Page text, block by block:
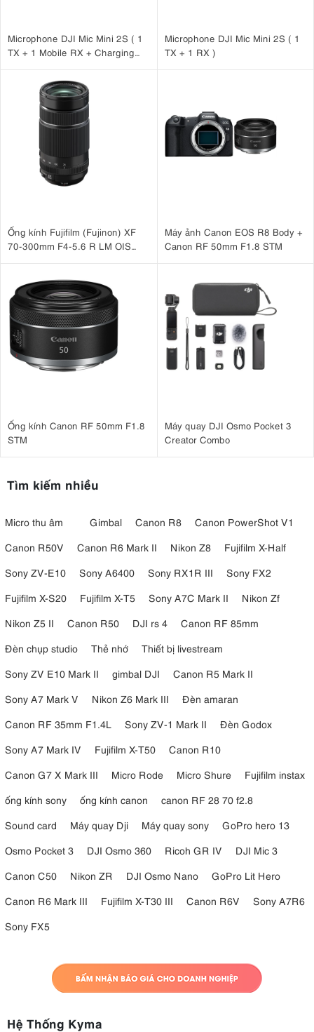
Microphone DJI Mic Mini 2S ( 1
TX + 1 Mobile RX + Charging
Microphone DJI Mic Mini 2S ( 1
TX + 1 RX )
Ống kính Fujifilm (Fujinon) XF
70-300mm F4-5.6 R LM OIS
Máy ảnh Canon EOS R8 Body +
Canon RF 50mm F1.8 STM
Ống kính Canon RF 50mm F1.8
STM
Máy quay DJI Osmo Pocket 3
Creator Combo
Tìm kiếm nhiều
Micro thu âm Gimbal Canon R8
Canon PowerShot V1
Canon R50V
Canon R6 Mark II Nikon Z8
Fujifilm X-Half
Sony ZV-E10
Sony A6400 Sony RX1R III
Sony FX2
Fujifilm X-S20
Fujifilm X-T5 Sony A7C Mark II
Nikon Zf
Nikon Z5 II
Canon R50 DJI rs 4
Canon RF 85mm
Đèn chụp studio
Thẻ nhớ
Thiết bị livestream
Sony ZV E10 Mark II
gimbal DJI
Canon R5 Mark II
Sony A7 Mark V
Nikon Z6 Mark III
Đèn amaran
Canon RF 35mm F1.4L
Sony ZV-1 Mark II
Đèn Godox
Sony A7 Mark IV
Fujifilm X-T50
Canon R10
Canon G7 X Mark III
Micro Rode Micro Shure
Fujifilm instax
ống kính sony
ống kính canon
canon RF 28 70 f2.8
Sound card
Máy quay Dji Máy quay sony
GoPro hero 13
Osmo Pocket 3
DJI Osmo 360 Ricoh GR IV
DJI Mic 3
Canon C50
Nikon ZR DJI Osmo Nano
GoPro Lit Hero
Canon R6 Mark III
Fujifilm X-T30 III Canon R6V
Sony A7R6
Sony FX5
Hệ Thống Kyma